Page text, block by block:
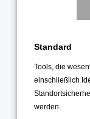
Dezember
November
Oktober 2022
Standard
Tools, die
einschließlich
werden.